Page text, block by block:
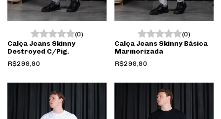
(0)
Calça Jeans Skinny
Destroyed C/Pig.
R$299,90
(0)
Calça Jeans Skinny Básica
Marmorizada
R$299,90